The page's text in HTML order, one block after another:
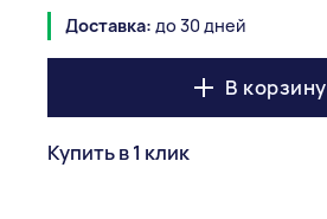
Доставка: до 30 дней
В корзину
Купить в 1 клик